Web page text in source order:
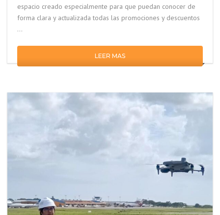
espacio creado especialmente para que puedan conocer de
forma clara y actualizada todas las promociones y descuentos
…
LEER MAS